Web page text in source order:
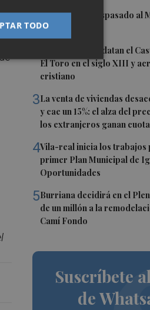
1Awer Mabil, traspasado al
Investigadores datan el
El Toro en el siglo XIII y
cristiano
3La venta de viviendas
y cae un 15%: el alza del
los extranjeros ganan cuota
4Vila-real inicia los trabajos
primer Plan Municipal de
Oportunidades
5Burriana decidirá en el
de un millón a la
Camí Fondo
Suscríbete
de
TODO